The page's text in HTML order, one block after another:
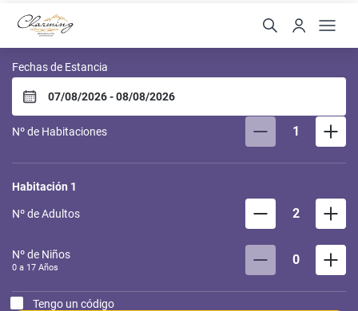
Charming Residences
Fechas de Estancia
Nº de Habitaciones 1
Habitación 1
Nº de Adultos 2
Nº de Niños
0 a 17 Años 0
Tengo un código